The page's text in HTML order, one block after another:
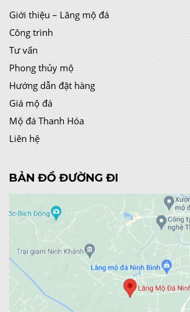
Giới thiệu – Lăng mộ đá
Công trình
Tư vấn
Phong thủy mộ
Hướng dẫn đặt hàng
Giá mộ đá
Mộ đá Thanh Hóa
Liên hệ
BẢN ĐỒ ĐƯỜNG ĐI